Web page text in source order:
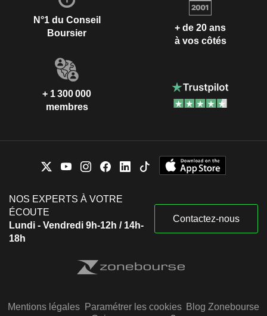
N°1 du Conseil
Boursier
+ de 20 ans
à vos côtés
+ 1 300 000
membres
NOS EXPERTS À VOTRE
ÉCOUTE
Lundi - Vendredi 9h-12h / 14h-
18h
Contactez-nous
Mentions légales Paramétrer les cookies Blog Zonebourse